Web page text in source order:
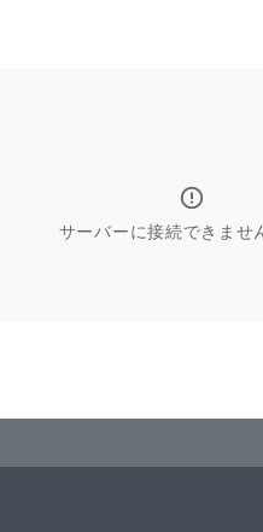
サーバーに接続できませ